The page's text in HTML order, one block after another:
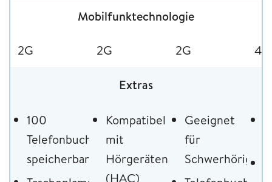
Mobilfunktechnologie
2G 2G 2G 4G
Extras
100
Telefonbucheinträge
speicherbar
Kompatibel
mit
Hörgeräten
(HAC)
Geeignet
für
Schwerhörige